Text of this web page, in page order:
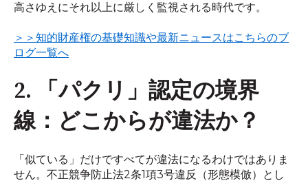
高さゆえにそれ以上に厳しく監視される時代です。
＞＞知的財産権の基礎知識や最新ニュースはこちらのブ
ログ一覧へ
2. 「パクリ」認定の境界
線：どこからが違法か？
「似ている」だけですべてが違法になるわけではありま
せん。不正競争防止法2条1項3号違反（形態模倣）とし